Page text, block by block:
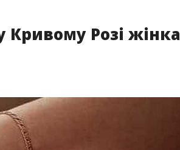
Кривому Розі жінка